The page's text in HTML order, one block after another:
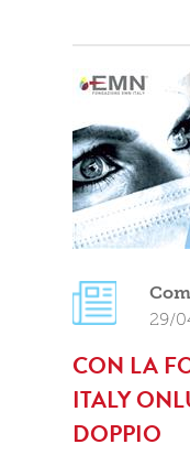
29/
CON LA
ITALY
DOPPIO